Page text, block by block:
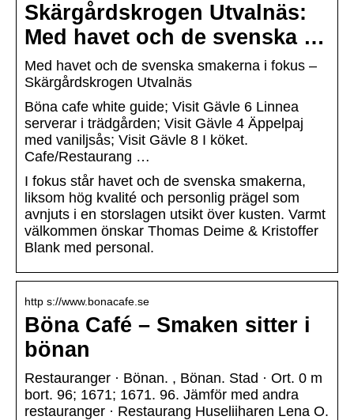
Skärgårdskrogen Utvalnäs:
Med havet och de svenska …
Med havet och de svenska smakerna i fokus –
Skärgårdskrogen Utvalnäs
Böna cafe white guide; Visit Gävle 6 Linnea
serverar i trädgården; Visit Gävle 4 Äppelpaj
med vaniljsås; Visit Gävle 8 I köket.
Cafe/Restaurang …
I fokus står havet och de svenska smakerna,
liksom hög kvalité och personlig prägel som
avnjuts i en storslagen utsikt över kusten. Varmt
välkommen önskar Thomas Deime & Kristoffer
Blank med personal.
http s://www.bonacafe.se
Böna Café – Smaken sitter i
bönan
Restauranger · Bönan. , Bönan. Stad · Ort. 0 m
bort. 96; 1671; 1671. 96. Jämför med andra
restauranger · Restaurang Huseliiharen Lena O.